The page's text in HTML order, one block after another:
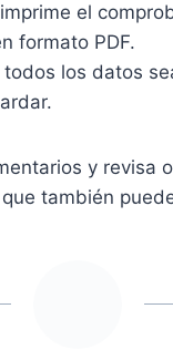
el
formato PDF.
los datos
y revisa
también